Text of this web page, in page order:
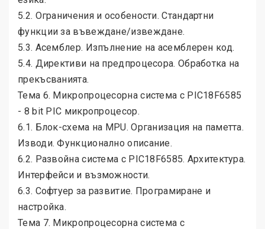
5.2. Ограничения и особености. Стандартни
функции за въвеждане/извеждане.
5.3. Асемблер. Изпълнение на асемблерен код.
5.4. Директиви на предпроцесора. Обработка на
прекъсванията.
Тема 6. Микропроцесорна система с PIC18F6585
- 8 bit PIC микропроцесор.
6.1. Блок-схема на MPU. Организация на паметта.
Изводи. Функционално описание.
6.2. Развойна система с PIC18F6585. Архитектура.
Интерфейси и възможности.
6.3. Софтуер за развитие. Програмиране и
настройка.
Тема 7. Микропроцесорна система с